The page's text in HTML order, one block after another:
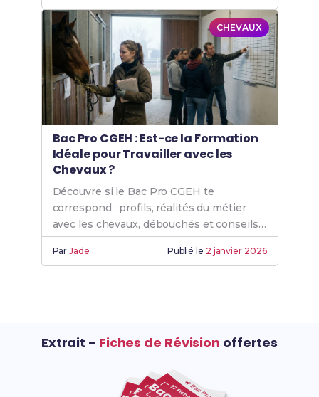
CHEVAUX
Bac Pro CGEH : Est-ce la Formation
Idéale pour Travailler avec les
Chevaux ?
Découvre si le Bac Pro CGEH te
correspond : profils, réalités du métier
avec les chevaux, débouchés et conseils
d'orientation.
ParJade Publié le 2 janvier 2026
Extrait - Fiches de Révision offertes